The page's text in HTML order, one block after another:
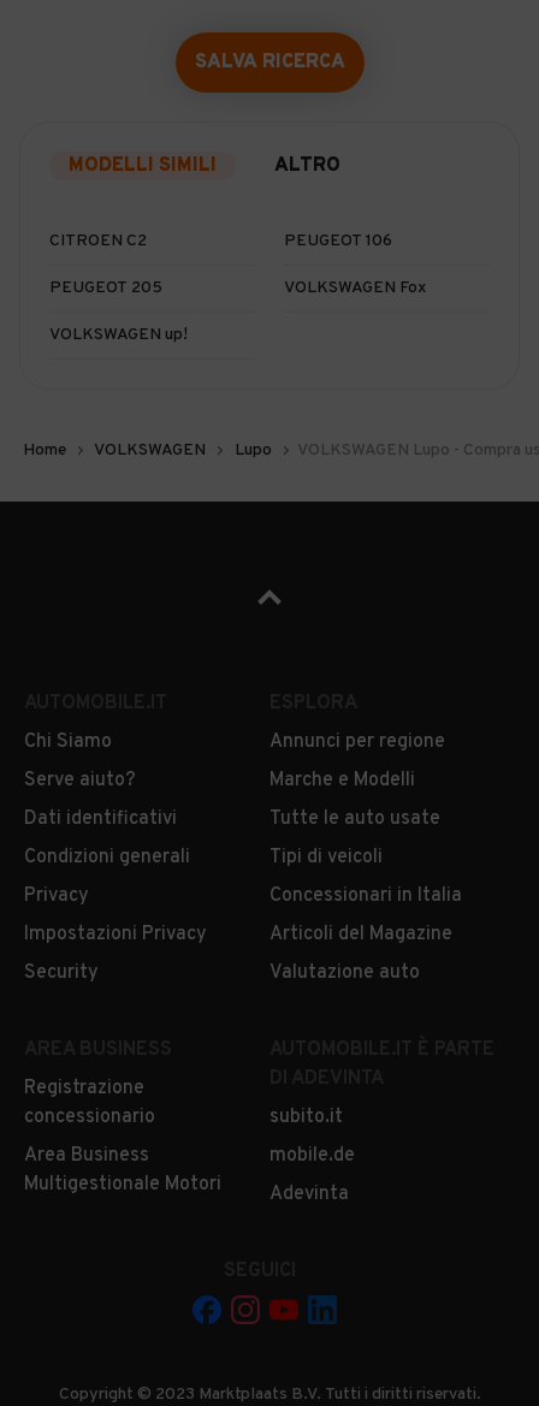
SALVA RICERCA
MODELLI SIMILI ALTRO
CITROEN C2 PEUGEOT 106
PEUGEOT 205 VOLKSWAGEN Fox
VOLKSWAGEN up!
Home VOLKSWAGEN Lupo VOLKSWAGEN Lupo - Compra
Chi Siamo
Serve aiuto?
Dati identificativi
Condizioni generali
Privacy
Impostazioni Privacy
Security
Annunci per regione
Marche e Modelli
Tutte le auto usate
Tipi di veicoli
Concessionari in Italia
Articoli del Magazine
Valutazione auto
Registrazione
concessionario
Area Business
Multigestionale Motori
subito.it
mobile.de
Adevinta
Copyright © 2023 Marktplaats B.V. Tutti i diritti riservati.